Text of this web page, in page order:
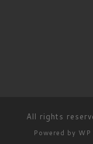
Powered by WP